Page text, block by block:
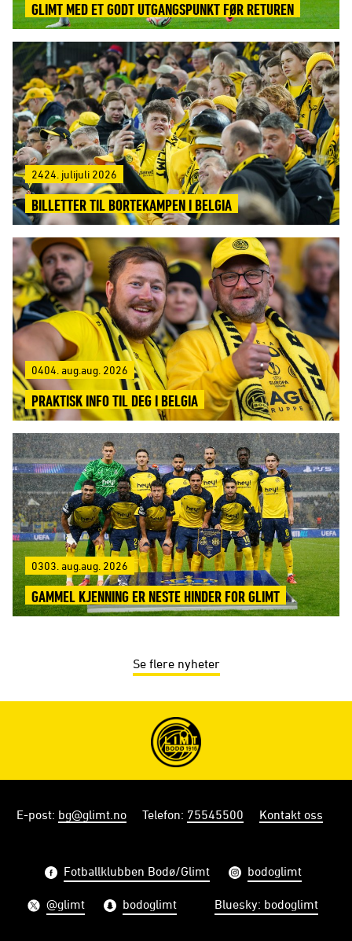
GLIMT MED ET GODT UTGANGSPUNKT FØR RETUREN
2424. julijuli 2026
BILLETTER TIL BORTEKAMPEN I BELGIA
0404. aug.aug. 2026
PRAKTISK INFO TIL DEG I BELGIA
0303. aug.aug. 2026
GAMMEL KJENNING ER NESTE HINDER FOR GLIMT
Se flere nyheter
E-post: bg@glimt.no Telefon: 75545500 Kontakt oss
Fotballklubben Bodø/Glimt bodoglimt
@glimt bodoglimt Bluesky: bodoglimt